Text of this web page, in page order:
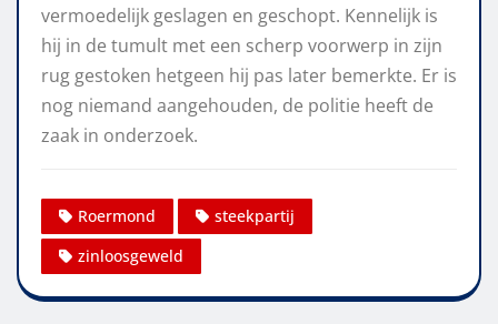
vermoedelijk geslagen en geschopt. Kennelijk is
hij in de tumult met een scherp voorwerp in zijn
rug gestoken hetgeen hij pas later bemerkte. Er is
nog niemand aangehouden, de politie heeft de
zaak in onderzoek.
Roermond
steekpartij
zinloosgeweld